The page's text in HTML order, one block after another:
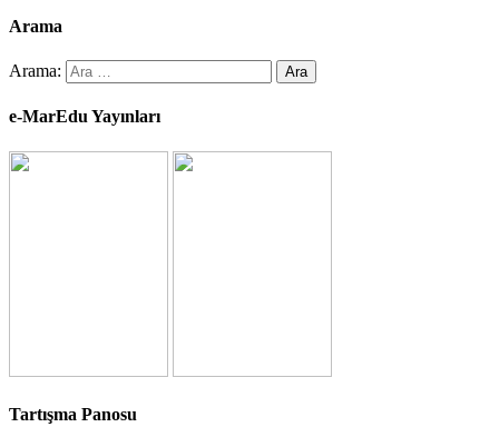
Arama
Arama:
e-MarEdu Yayınları
Tartışma Panosu